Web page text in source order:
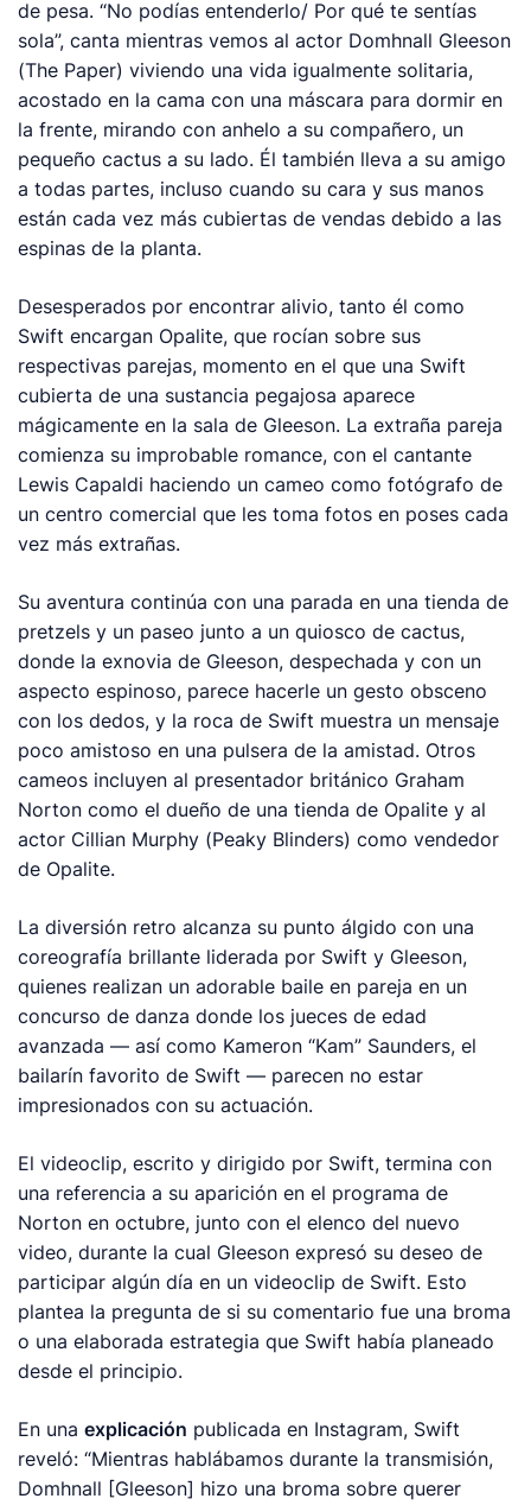
de pesa. “No podías entenderlo/ Por qué te sentías
sola”, canta mientras vemos al actor Domhnall Gleeson
(The Paper) viviendo una vida igualmente solitaria,
acostado en la cama con una máscara para dormir en
la frente, mirando con anhelo a su compañero, un
pequeño cactus a su lado. Él también lleva a su amigo
a todas partes, incluso cuando su cara y sus manos
están cada vez más cubiertas de vendas debido a las
espinas de la planta.
Desesperados por encontrar alivio, tanto él como
Swift encargan Opalite, que rocían sobre sus
respectivas parejas, momento en el que una Swift
cubierta de una sustancia pegajosa aparece
mágicamente en la sala de Gleeson. La extraña pareja
comienza su improbable romance, con el cantante
Lewis Capaldi haciendo un cameo como fotógrafo de
un centro comercial que les toma fotos en poses cada
vez más extrañas.
Su aventura continúa con una parada en una tienda de
pretzels y un paseo junto a un quiosco de cactus,
donde la exnovia de Gleeson, despechada y con un
aspecto espinoso, parece hacerle un gesto obsceno
con los dedos, y la roca de Swift muestra un mensaje
poco amistoso en una pulsera de la amistad. Otros
cameos incluyen al presentador británico Graham
Norton como el dueño de una tienda de Opalite y al
actor Cillian Murphy (Peaky Blinders) como vendedor
de Opalite.
La diversión retro alcanza su punto álgido con una
coreografía brillante liderada por Swift y Gleeson,
quienes realizan un adorable baile en pareja en un
concurso de danza donde los jueces de edad
avanzada — así como Kameron “Kam” Saunders, el
bailarín favorito de Swift — parecen no estar
impresionados con su actuación.
El videoclip, escrito y dirigido por Swift, termina con
una referencia a su aparición en el programa de
Norton en octubre, junto con el elenco del nuevo
video, durante la cual Gleeson expresó su deseo de
participar algún día en un videoclip de Swift. Esto
plantea la pregunta de si su comentario fue una broma
o una elaborada estrategia que Swift había planeado
desde el principio.
En unaexplicación publicada en Instagram, Swift
reveló: “Mientras hablábamos durante la transmisión,
Domhnall [Gleeson] hizo una broma sobre querer